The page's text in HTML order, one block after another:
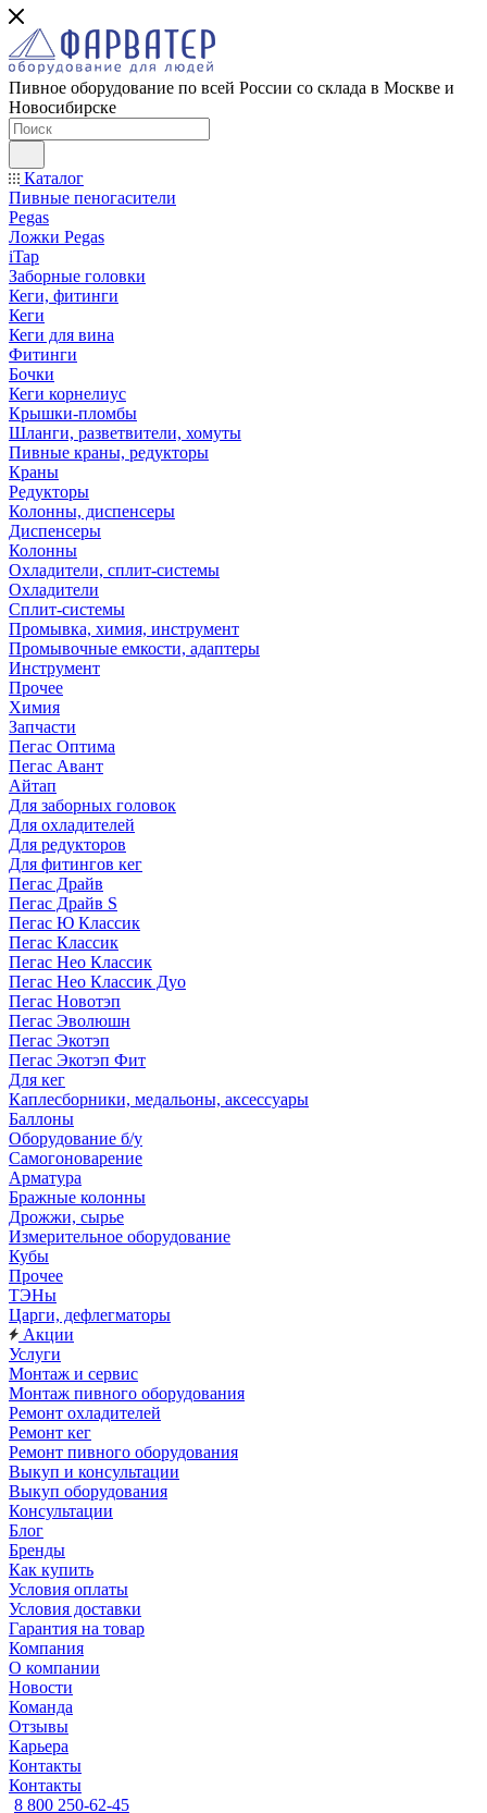
Пивное оборудование по всей России со склада в Москве и
Новосибирске
Каталог
Пивные пеногасители
Pegas
Ложки Pegas
iTap
Заборные головки
Кеги, фитинги
Кеги
Кеги для вина
Фитинги
Бочки
Кеги корнелиус
Крышки-пломбы
Шланги, разветвители, хомуты
Пивные краны, редукторы
Краны
Редукторы
Колонны, диспенсеры
Диспенсеры
Колонны
Охладители, сплит-системы
Охладители
Сплит-системы
Промывка, химия, инструмент
Промывочные емкости, адаптеры
Инструмент
Прочее
Химия
Запчасти
Пегас Оптима
Пегас Авант
Айтап
Для заборных головок
Для охладителей
Для редукторов
Для фитингов кег
Пегас Драйв
Пегас Драйв S
Пегас Ю Классик
Пегас Классик
Пегас Нео Классик
Пегас Нео Классик Дуо
Пегас Новотэп
Пегас Эволюшн
Пегас Экотэп
Пегас Экотэп Фит
Для кег
Каплесборники, медальоны, аксессуары
Баллоны
Оборудование б/у
Самогоноварение
Арматура
Бражные колонны
Дрожжи, сырье
Измерительное оборудование
Кубы
Прочее
ТЭНы
Царги, дефлегматоры
Акции
Услуги
Монтаж и сервис
Монтаж пивного оборудования
Ремонт охладителей
Ремонт кег
Ремонт пивного оборудования
Выкуп и консультации
Выкуп оборудования
Консультации
Блог
Бренды
Как купить
Условия оплаты
Условия доставки
Гарантия на товар
Компания
О компании
Новости
Команда
Отзывы
Карьера
Контакты
Контакты
8 800 250-62-45